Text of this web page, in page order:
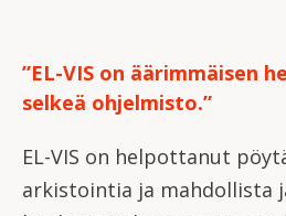
”EL-VIS on äärimmäisen
selkeä ohjelmisto.”
EL-VIS on helpottanut
arkistointia ja mahdollista